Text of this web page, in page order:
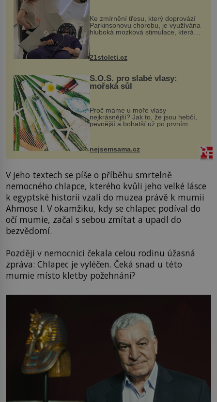
Ke zmírnění třesu, který doprovází
Parkinsonovu chorobu, je využívána
hluboká mozková stimulace, která
však vyžaduje vysoce invazivní
k dostatečně přesnému zacílení ...
21stoleti.cz
S.O.S. pro slabé vlasy:
mořská sůl
Proč máme u moře vlasy
nejkrásnější? Jak to, že jsou hebčí,
pevnější a bohatší už po prvním
vlasy. ...
nejsemsama.cz
V jeho textech se píše o příběhu smrtelně
nemocného chlapce, kterého kvůli jeho velké lásce
k egyptské historii vzali do muzea právě k mumii
Ahmose I. V okamžiku, kdy se chlapec podíval do
očí mumie, začal s sebou zmítat a upadl do
bezvědomí.
Později v nemocnici čekala celou rodinu úžasná
zpráva: Chlapec je vyléčen. Čeká snad u této
mumie místo kletby požehnání?